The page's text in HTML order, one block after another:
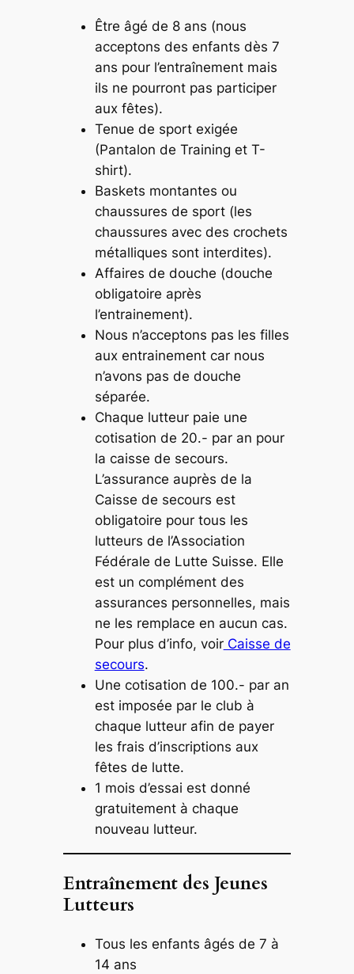
Être âgé de 8 ans (nous
acceptons des enfants dès 7
ans pour l’entraînement mais
ils ne pourront pas participer
aux fêtes).
Tenue de sport exigée
(Pantalon de Training et T-
shirt).
Baskets montantes ou
chaussures de sport (les
chaussures avec des crochets
métalliques sont interdites).
Affaires de douche (douche
obligatoire après
l’entrainement).
Nous n’acceptons pas les filles
aux entrainement car nous
n’avons pas de douche
séparée.
Chaque lutteur paie une
cotisation de 20.- par an pour
la caisse de secours.
L’assurance auprès de la
Caisse de secours est
obligatoire pour tous les
lutteurs de l’Association
Fédérale de Lutte Suisse. Elle
est un complément des
assurances personnelles, mais
ne les remplace en aucun cas.
Pour plus d’info, voirCaisse de
secours.
Une cotisation de 100.- par an
est imposée par le club à
chaque lutteur afin de payer
les frais d’inscriptions aux
fêtes de lutte.
1 mois d’essai est donné
gratuitement à chaque
nouveau lutteur.
Entraînement des Jeunes
Lutteurs
Tous les enfants âgés de 7 à
14 ans